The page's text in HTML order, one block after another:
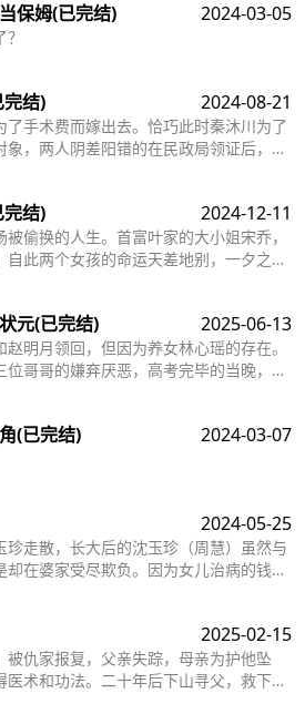
保姆(已完结) 2024-03-05
完结) 2024-08-21
手术费而嫁出去。恰巧此时秦沐川为了
，两人阴差阳错的在民政局领证后，秦
话。一年后，江小瑜在秦沐川的公司面
完结) 2024-12-11
偷换的人生。首富叶家的大小姐宋乔，
此两个女孩的命运天差地别，一夕之间
佣人女儿，从小备受折磨。而本该贫穷
元(已完结) 2025-06-13
明月领回，但因为养女林心瑶的存在。
哥哥的嫌弃厌恶，高考完毕的当晚，更
人的傅芊芊，被亲生父母和三个哥哥联
林胜雪果断跟她们断绝关系，还在状元宴
扫父母和三位哥哥嘲笑和不屑。
(已完结) 2024-03-07
2024-05-25
珍走散，长大后的沈玉珍（周慧）虽然与
在婆家受尽欺负。因为女儿治病的钱被
外“死亡”，周慧肚子里的二胎也因为婆
小叔子一家正在谋算着将丈夫的高额抚恤
生也匆匆赶到......
2025-02-15
仇家报复，父亲失踪，母亲为护他坠
术和功法。二十年后下山寻父，救下被
柳家女儿当日结婚退了婚约，被苏轻眉